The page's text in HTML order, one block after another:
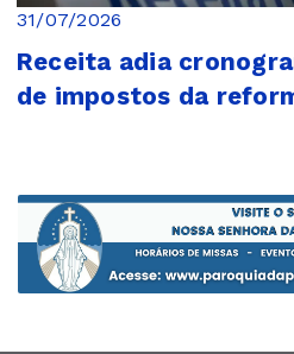
31/07/2026
Receita adia
de impostos da